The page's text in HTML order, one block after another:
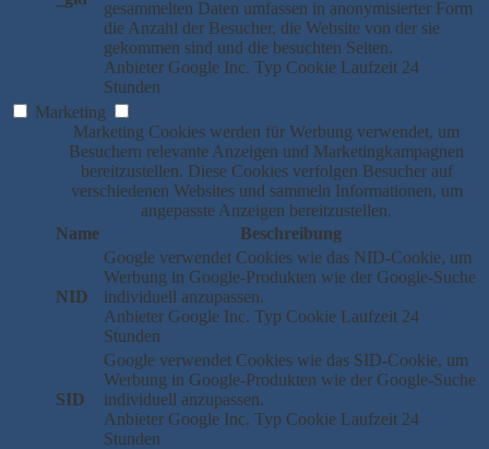
gesammelten Daten umfassen in anonymisierter Form
die Anzahl der Besucher, die Website von der sie
gekommen sind und die besuchten Seiten.
Anbieter Google Inc. Typ Cookie Laufzeit 24
Stunden
Marketing
Marketing Cookies werden für Werbung verwendet, um
Besuchern relevante Anzeigen und Marketingkampagnen
bereitzustellen. Diese Cookies verfolgen Besucher auf
verschiedenen Websites und sammeln Informationen, um
angepasste Anzeigen bereitzustellen.
Name
Beschreibung
NID
Google verwendet Cookies wie das NID-Cookie, um
Werbung in Google-Produkten wie der Google-Suche
individuell anzupassen.
Anbieter Google Inc. Typ Cookie Laufzeit 24
Stunden
SID
Google verwendet Cookies wie das SID-Cookie, um
Werbung in Google-Produkten wie der Google-Suche
individuell anzupassen.
Anbieter Google Inc. Typ Cookie Laufzeit 24
Stunden